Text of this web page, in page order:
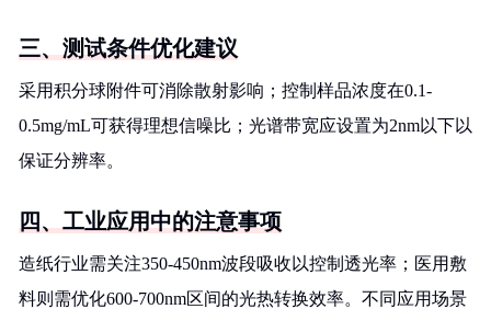
三、测试条件优化建议
采用积分球附件可消除散射影响；控制样品浓度在0.1-
0.5mg/mL可获得理想信噪比；光谱带宽应设置为2nm以下以
保证分辨率。
四、工业应用中的注意事项
造纸行业需关注350-450nm波段吸收以控制透光率；医用敷
料则需优化600-700nm区间的光热转换效率。不同应用场景